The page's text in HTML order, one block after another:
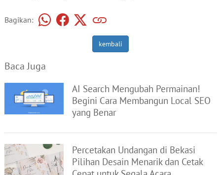
Bagikan:
kembali
Baca Juga
AI Search Mengubah Permainan!
Begini Cara Membangun Local SEO
yang Benar
Percetakan Undangan di Bekasi
Pilihan Desain Menarik dan Cetak